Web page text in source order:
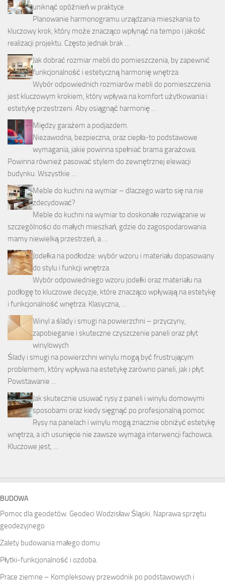
uniknąć opóźnień w praktyce
Planowanie harmonogramu urządzania mieszkania to
kluczowy krok, który może znacząco wpłynąć na tempo i jakość
realizacji projektu. Często jednak brak …
Jak dobrać rozmiar mebli do pomieszczenia, by zapewnić
funkcjonalność i estetyczną harmonię wnętrza
Wybór odpowiednich rozmiarów mebli do pomieszczenia
jest kluczowym krokiem, który wpływa na komfort użytkowania i
estetykę przestrzeni. Aby osiągnąć harmonię …
Między garażem a podjazdem.
Niezawodna, bezpieczna, oraz ciepła-to podstawowe
wymagania, jakie powinna spełniać brama garażowa.
Powinna również pasować stylem do zewnętrznej elewacji
budynku. Wszystkie …
Meble do kuchni na wymiar – dlaczego warto się na nie
zdecydować?
Meble do kuchni na wymiar to doskonałe rozwiązanie w
szczególności do małych mieszkań, gdzie do zagospodarowania
mamy niewielką przestrzeń, a …
Jodełka na podłodze: wybór wzoru i materiału dopasowany
do stylu i funkcji wnętrza
Wybór odpowiedniego wzoru jodełki oraz materiału na
podłogę to kluczowe decyzje, które znacząco wpływają na estetykę
i funkcjonalność wnętrza. Klasyczna, …
Winyl a ślady i smugi na powierzchni – przyczyny,
zapobieganie i skuteczne czyszczenie paneli oraz płyt
winylowych
Ślady i smugi na powierzchni winylu mogą być frustrującym
problemem, który wpływa na estetykę zarówno paneli, jak i płyt.
Powstawanie …
Jak skutecznie usuwać rysy z paneli i winylu domowymi
sposobami oraz kiedy sięgnąć po profesjonalną pomoc
Rysy na panelach i winylu mogą znacznie obniżyć estetykę
wnętrza, a ich usunięcie nie zawsze wymaga interwencji fachowca.
Kluczowe jest, …
BUDOWA
Pomoc dla geodetów. Geodeci Wodzisław Śląski. Naprawa sprzętu
geodezyjnego
Zalety budowania małego domu
Płytki-funkcjonalność i ozdoba.
Prace ziemne – Kompleksowy przewodnik po podstawowych i